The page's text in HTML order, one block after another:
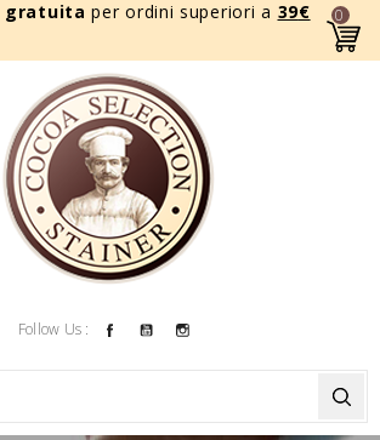
gratuita per ordini superiori a 39€ 0
Follow Us : FacebookYouTube